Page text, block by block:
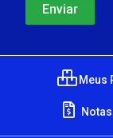
Meus